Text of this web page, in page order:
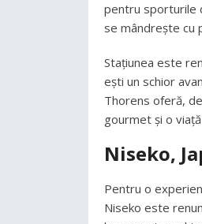
pentru sporturile
se mândrește cu
Stațiunea este
ești un schior
Thorens oferă,
gourmet și o
Niseko,
Pentru o
Niseko este